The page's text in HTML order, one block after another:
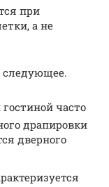
при
а не
следующее.
часто
драпировки
дверного